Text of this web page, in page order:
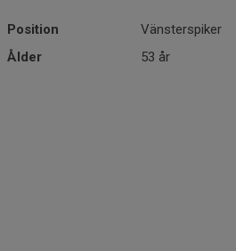
Position
Vänsterspiker
Ålder
53 år